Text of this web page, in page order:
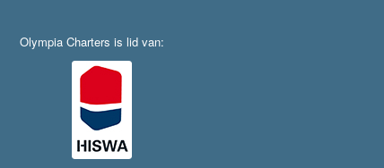
Olympia Charters is lid van: